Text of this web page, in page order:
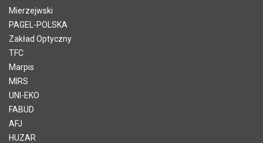
Mierzejwski
PAGEL-POLSKA
Zakład Optyczny
TFC
Marpis
MIRS
UNI-EKO
FABUD
AFJ
HUZAR